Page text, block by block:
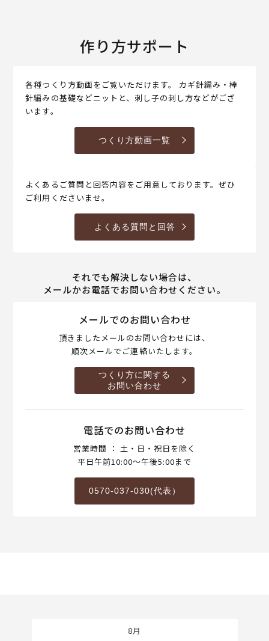
作り方サポート
各種つくり方動画をご覧いただけます。 カギ針編み・棒
針編みの基礎などニットと、刺し子の刺し方などがござ
います。
つくり方動画一覧
よくあるご質問と回答内容をご用意しております。ぜひ
ご利用くださいませ。
よくある質問と回答
それでも解決しない場合は、
メールかお電話でお問い合わせください。
メールでのお問い合わせ
頂きましたメールのお問い合わせには、
順次メールでご連絡いたします。
つくり方に関する
お問い合わせ
電話でのお問い合わせ
営業時間 ： 土・日・祝日を除く
平日午前10:00～午後5:00まで
0570-037-030(代表）
8月